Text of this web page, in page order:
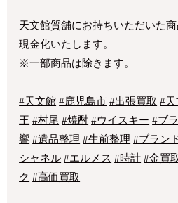
天文館質舗にお持ちいただいた
現金化いたします。
※一部商品は除きます。
#天文館 #鹿児島市 #出張買取 #
王 #村尾 #焼酎 #ウイスキー #ブ
響 #遺品整理 #生前整理 #ブラン
シャネル #エルメス #時計 #金買
ク #高価買取